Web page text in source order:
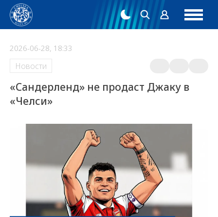
2026-06-28, 18:33
Новости
«Сандерленд» не продаст Джаку в
«Челси»